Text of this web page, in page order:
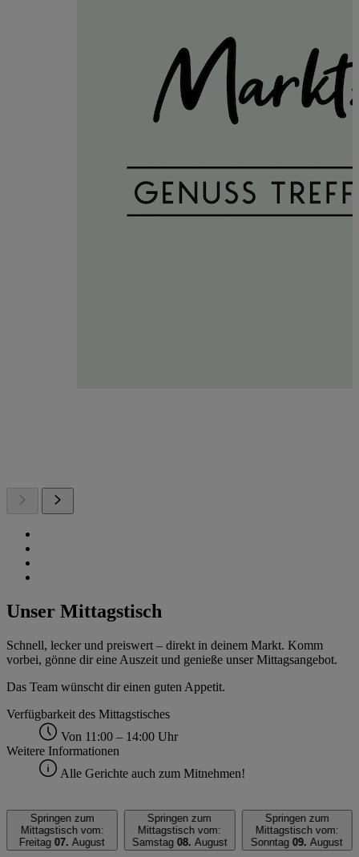
Unser Mittagstisch
Schnell, lecker und preiswert – direkt in deinem Markt. Komm
vorbei, gönne dir eine Auszeit und genieße unser Mittagsangebot.
Das Team wünscht dir einen guten Appetit.
Verfügbarkeit des Mittagstisches
Von 11:00 – 14:00 Uhr
Weitere Informationen
Alle Gerichte auch zum Mitnehmen!
Springen zum
Mittagstisch vom:
Freitag 07. August
Springen zum
Mittagstisch vom:
Samstag 08. August
Springen zum
Mittagstisch vom:
Sonntag 09. August